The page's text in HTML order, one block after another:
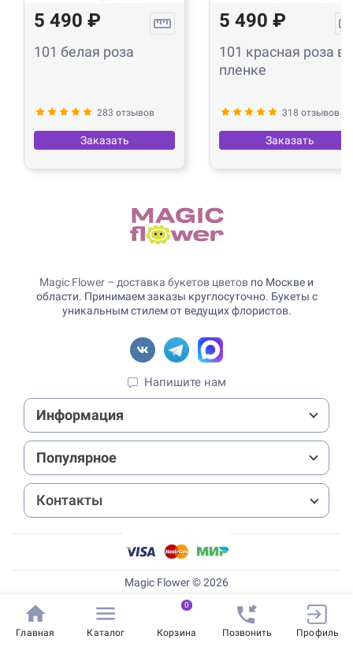
Главная Каталог
0
Корзина Позвонить Профиль
5 490 ₽
101 белая роза
283 отзывов
Заказать
5 490 ₽
101 красная роза в
пленке
318 отзывов
Заказать
Magic Flower – доставка букетов цветов по Москве и
области. Принимаем заказы круглосуточно. Букеты с
уникальным стилем от ведущих флористов.
Напишите нам
Информация
Популярное
Контакты
Magic Flower © 2026